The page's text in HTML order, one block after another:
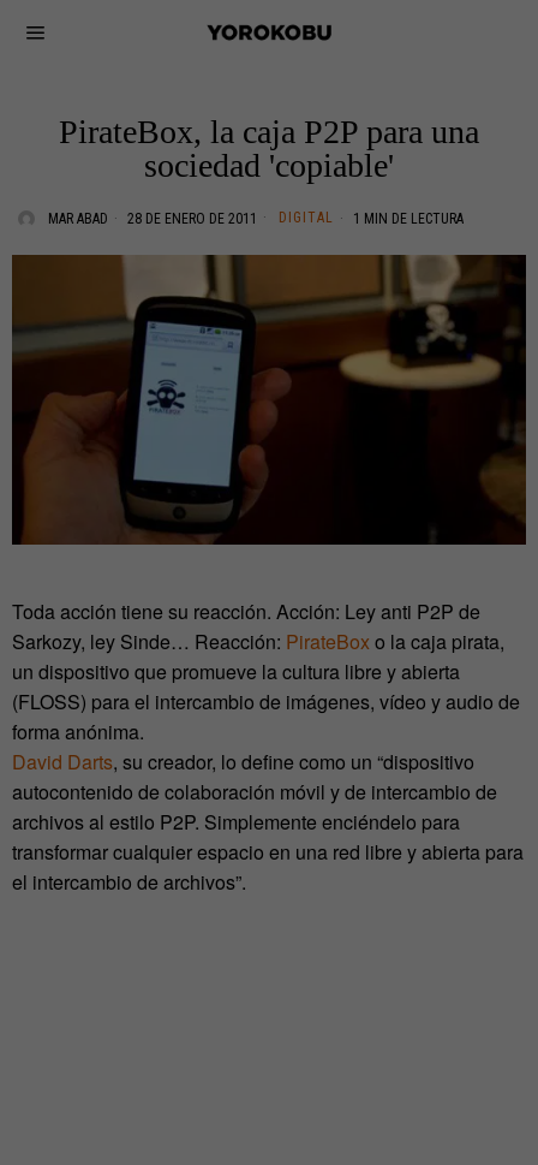
PirateBox, la caja P2P para una
sociedad 'copiable'
MAR ABAD 28 DE ENERO DE 2011 DIGITAL 1 MIN DE LECTURA
Toda acción tiene su reacción. Acción: Ley anti P2P de
Sarkozy, ley Sinde… Reacción: PirateBoxo la caja pirata,
un dispositivo que promueve la cultura libre y abierta
(FLOSS) para el intercambio de imágenes, vídeo y audio de
forma anónima.
David Darts, su creador, lo define como un “dispositivo
autocontenido de colaboración móvil y de intercambio de
archivos al estilo P2P. Simplemente enciéndelo para
transformar cualquier espacio en una red libre y abierta para
el intercambio de archivos”.